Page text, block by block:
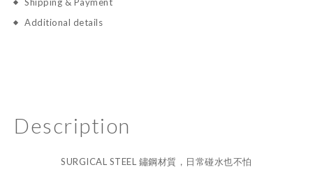
Additional details
Description
SURGICAL STEEL 鏽鋼材質，日常碰水也不怕